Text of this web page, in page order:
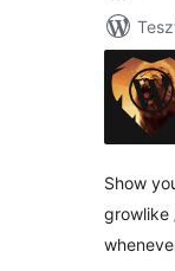
Show
growlike